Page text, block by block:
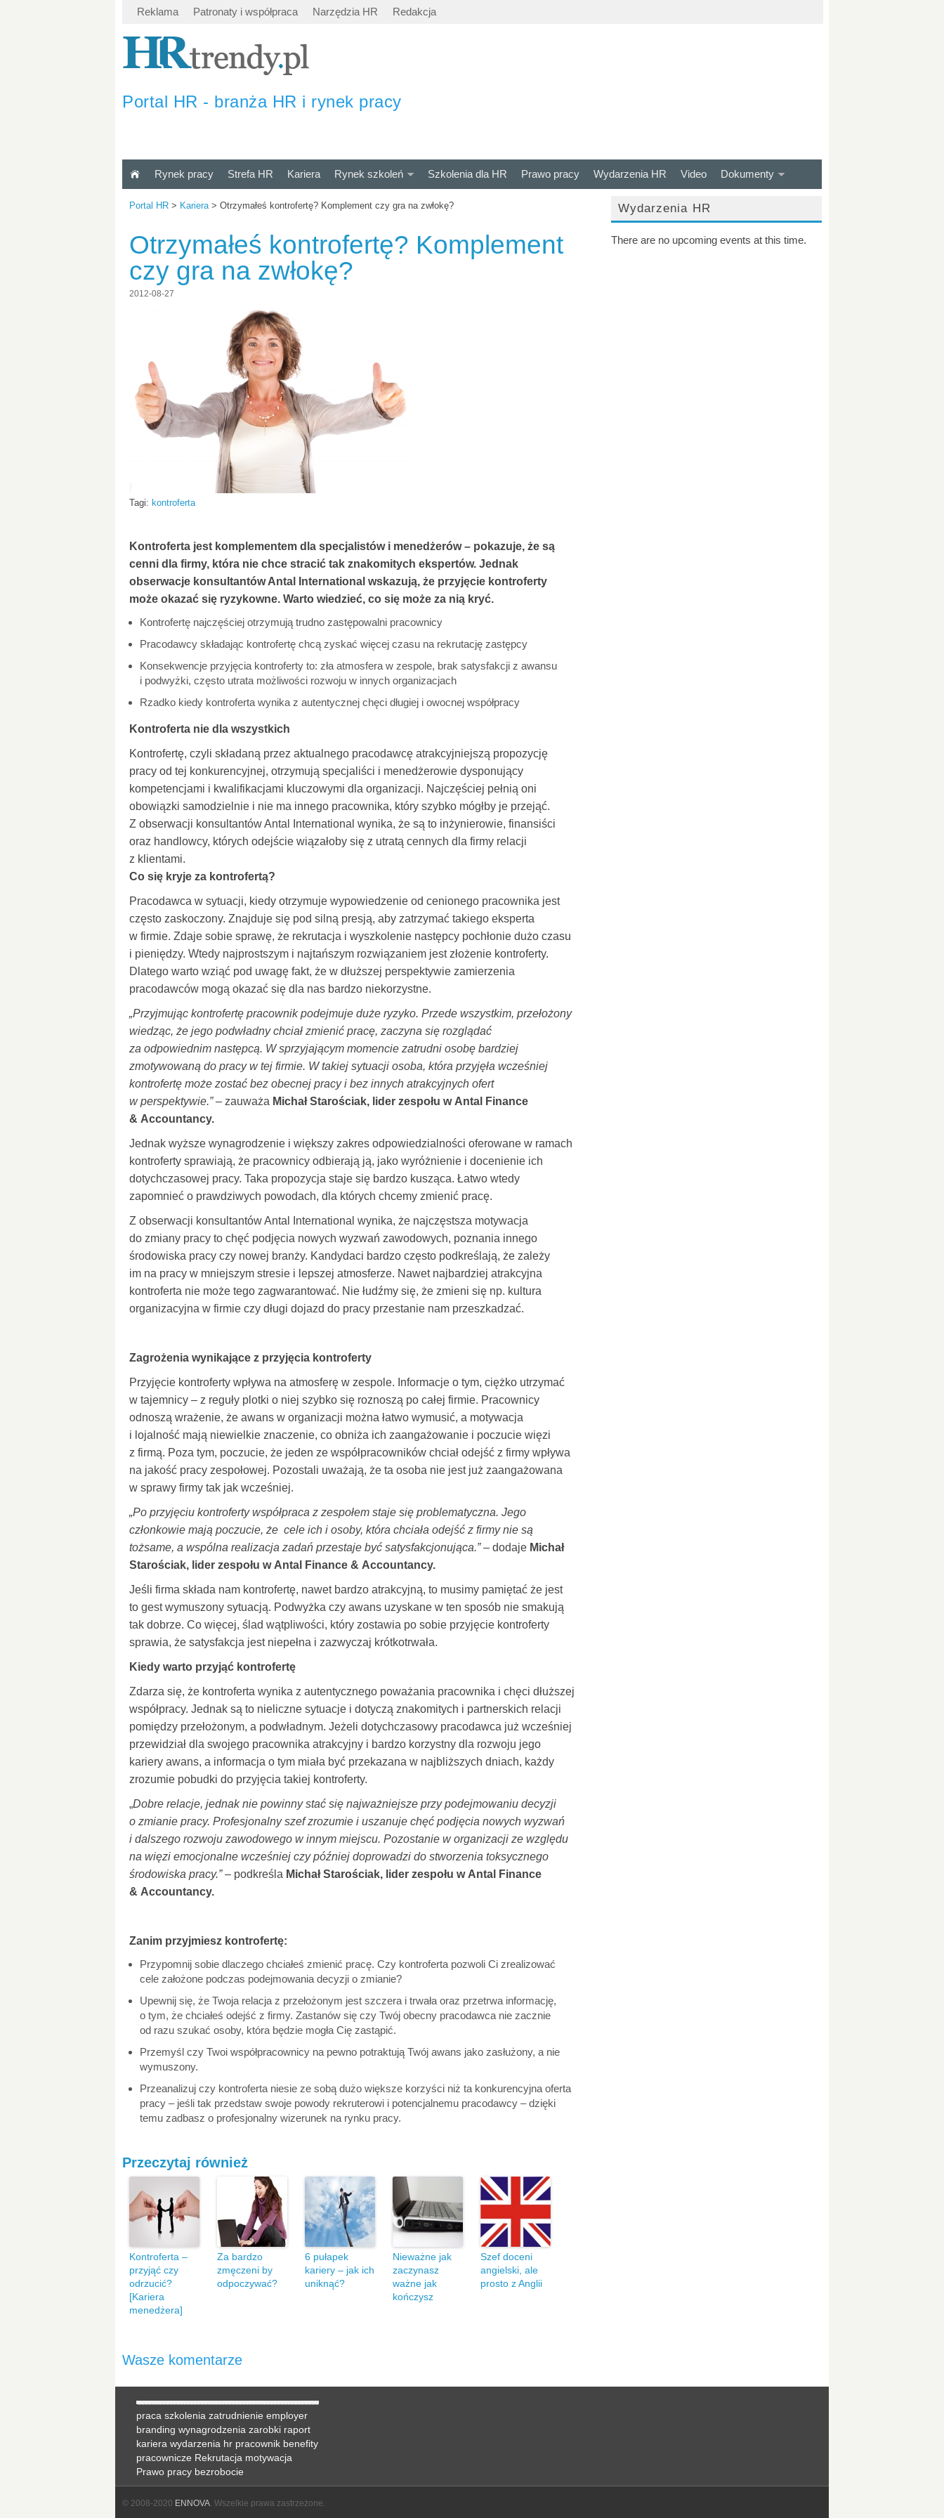
Reklama Patronaty i współpraca Narzędzia HR Redakcja
Portal HR - branża HR i rynek pracy
Rynek pracy Strefa HR Kariera Rynek szkoleń Szkolenia dla HR Prawo pracy Wydarzenia HR Video Dokumenty
Portal HR > Kariera> Otrzymałeś kontrofertę? Komplement czy gra na zwłokę?
Otrzymałeś kontrofertę? Komplement
czy gra na zwłokę?
2012-08-27
Tagi: kontroferta
Kontroferta jest komplementem dla specjalistów i menedżerów – pokazuje, że są
cenni dla firmy, która nie chce stracić tak znakomitych ekspertów. Jednak
obserwacje konsultantów Antal International wskazują, że przyjęcie kontroferty
może okazać się ryzykowne. Warto wiedzieć, co się może za nią kryć.
Kontrofertę najczęściej otrzymują trudno zastępowalni pracownicy
Pracodawcy składając kontrofertę chcą zyskać więcej czasu na rekrutację zastępcy
Konsekwencje przyjęcia kontroferty to: zła atmosfera w zespole, brak satysfakcji z awansu
i podwyżki, często utrata możliwości rozwoju w innych organizacjach
Rzadko kiedy kontroferta wynika z autentycznej chęci długiej i owocnej współpracy
Kontroferta nie dla wszystkich
Kontrofertę, czyli składaną przez aktualnego pracodawcę atrakcyjniejszą propozycję
pracy od tej konkurencyjnej, otrzymują specjaliści i menedżerowie dysponujący
kompetencjami i kwalifikacjami kluczowymi dla organizacji. Najczęściej pełnią oni
obowiązki samodzielnie i nie ma innego pracownika, który szybko mógłby je przejąć.
Z obserwacji konsultantów Antal International wynika, że są to inżynierowie, finansiści
oraz handlowcy, których odejście wiązałoby się z utratą cennych dla firmy relacji
z klientami.
Co się kryje za kontrofertą?
Pracodawca w sytuacji, kiedy otrzymuje wypowiedzenie od cenionego pracownika jest
często zaskoczony. Znajduje się pod silną presją, aby zatrzymać takiego eksperta
w firmie. Zdaje sobie sprawę, że rekrutacja i wyszkolenie następcy pochłonie dużo czasu
i pieniędzy. Wtedy najprostszym i najtańszym rozwiązaniem jest złożenie kontroferty.
Dlatego warto wziąć pod uwagę fakt, że w dłuższej perspektywie zamierzenia
pracodawców mogą okazać się dla nas bardzo niekorzystne.
„Przyjmując kontrofertę pracownik podejmuje duże ryzyko. Przede wszystkim, przełożony
wiedząc, że jego podwładny chciał zmienić pracę, zaczyna się rozglądać
za odpowiednim następcą. W sprzyjającym momencie zatrudni osobę bardziej
zmotywowaną do pracy w tej firmie. W takiej sytuacji osoba, która przyjęła wcześniej
kontrofertę może zostać bez obecnej pracy i bez innych atrakcyjnych ofert
w perspektywie.”– zauważa Michał Starościak, lider zespołu w Antal Finance
& Accountancy.
Jednak wyższe wynagrodzenie i większy zakres odpowiedzialności oferowane w ramach
kontroferty sprawiają, że pracownicy odbierają ją, jako wyróżnienie i docenienie ich
dotychczasowej pracy. Taka propozycja staje się bardzo kusząca. Łatwo wtedy
zapomnieć o prawdziwych powodach, dla których chcemy zmienić pracę.
Z obserwacji konsultantów Antal International wynika, że najczęstsza motywacja
do zmiany pracy to chęć podjęcia nowych wyzwań zawodowych, poznania innego
środowiska pracy czy nowej branży. Kandydaci bardzo często podkreślają, że zależy
im na pracy w mniejszym stresie i lepszej atmosferze. Nawet najbardziej atrakcyjna
kontroferta nie może tego zagwarantować. Nie łudźmy się, że zmieni się np. kultura
organizacyjna w firmie czy długi dojazd do pracy przestanie nam przeszkadzać.
Zagrożenia wynikające z przyjęcia kontroferty
Przyjęcie kontroferty wpływa na atmosferę w zespole. Informacje o tym, ciężko utrzymać
w tajemnicy – z reguły plotki o niej szybko się roznoszą po całej firmie. Pracownicy
odnoszą wrażenie, że awans w organizacji można łatwo wymusić, a motywacja
i lojalność mają niewielkie znaczenie, co obniża ich zaangażowanie i poczucie więzi
z firmą. Poza tym, poczucie, że jeden ze współpracowników chciał odejść z firmy wpływa
na jakość pracy zespołowej. Pozostali uważają, że ta osoba nie jest już zaangażowana
w sprawy firmy tak jak wcześniej.
„Po przyjęciu kontroferty współpraca z zespołem staje się problematyczna. Jego
członkowie mają poczucie, że cele ich i osoby, która chciała odejść z firmy nie są
tożsame, a wspólna realizacja zadań przestaje być satysfakcjonująca.”– dodaje Michał
Starościak, lider zespołu w Antal Finance & Accountancy.
Jeśli firma składa nam kontrofertę, nawet bardzo atrakcyjną, to musimy pamiętać że jest
to gest wymuszony sytuacją. Podwyżka czy awans uzyskane w ten sposób nie smakują
tak dobrze. Co więcej, ślad wątpliwości, który zostawia po sobie przyjęcie kontroferty
sprawia, że satysfakcja jest niepełna i zazwyczaj krótkotrwała.
Kiedy warto przyjąć kontrofertę
Zdarza się, że kontroferta wynika z autentycznego poważania pracownika i chęci dłuższej
współpracy. Jednak są to nieliczne sytuacje i dotyczą znakomitych i partnerskich relacji
pomiędzy przełożonym, a podwładnym. Jeżeli dotychczasowy pracodawca już wcześniej
przewidział dla swojego pracownika atrakcyjny i bardzo korzystny dla rozwoju jego
kariery awans, a informacja o tym miała być przekazana w najbliższych dniach, każdy
zrozumie pobudki do przyjęcia takiej kontroferty.
„Dobre relacje, jednak nie powinny stać się najważniejsze przy podejmowaniu decyzji
o zmianie pracy. Profesjonalny szef zrozumie i uszanuje chęć podjęcia nowych wyzwań
i dalszego rozwoju zawodowego w innym miejscu. Pozostanie w organizacji ze względu
na więzi emocjonalne wcześniej czy później doprowadzi do stworzenia toksycznego
środowiska pracy.”– podkreśla Michał Starościak, lider zespołu w Antal Finance
& Accountancy.
Zanim przyjmiesz kontrofertę:
Przypomnij sobie dlaczego chciałeś zmienić pracę. Czy kontroferta pozwoli Ci zrealizować
cele założone podczas podejmowania decyzji o zmianie?
Upewnij się, że Twoja relacja z przełożonym jest szczera i trwała oraz przetrwa informację,
o tym, że chciałeś odejść z firmy. Zastanów się czy Twój obecny pracodawca nie zacznie
od razu szukać osoby, która będzie mogła Cię zastąpić.
Przemyśl czy Twoi współpracownicy na pewno potraktują Twój awans jako zasłużony, a nie
wymuszony.
Przeanalizuj czy kontroferta niesie ze sobą dużo większe korzyści niż ta konkurencyjna oferta
pracy – jeśli tak przedstaw swoje powody rekruterowi i potencjalnemu pracodawcy – dzięki
temu zadbasz o profesjonalny wizerunek na rynku pracy.
Przeczytaj również
Kontroferta –
przyjąć czy
odrzucić?
[Kariera
menedżera]
Za bardzo
zmęczeni by
odpoczywać?
6 pułapek
kariery – jak ich
uniknąć?
Nieważne jak
zaczynasz
ważne jak
kończysz
Szef doceni
angielski, ale
prosto z Anglii
Wasze komentarze
Wydarzenia HR
There are no upcoming events at this time.
praca szkolenia zatrudnienie employer
branding wynagrodzenia zarobki raport
kariera wydarzenia hr pracownik benefity
pracownicze Rekrutacja motywacja
Prawo pracy bezrobocie
© 2008-2020 ENNOVA. Wszelkie prawa zastrzeżone.